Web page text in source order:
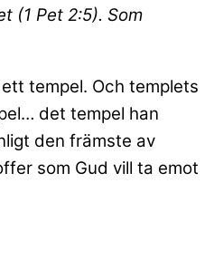
(1 Pet 2:5). Som
tempel. Och templets
det tempel han
den främste av
som Gud vill ta emot